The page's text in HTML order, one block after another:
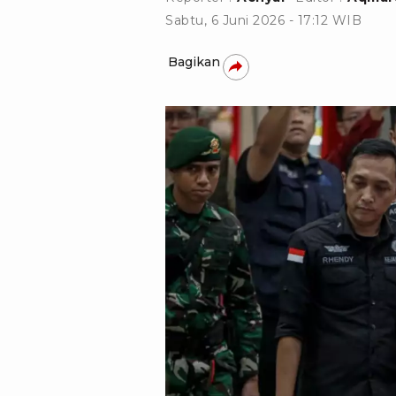
Sabtu, 6 Juni 2026 - 17:12 WIB
Bagikan